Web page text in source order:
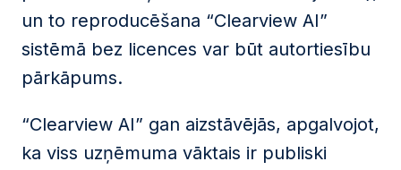
un to reproducēšana “Clearview AI”
sistēmā bez licences var būt autortiesību
pārkāpums.
“Clearview AI” gan aizstāvējās, apgalvojot,
ka viss uzņēmuma vāktais ir publiski